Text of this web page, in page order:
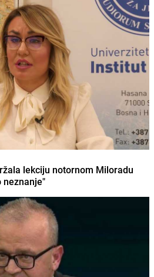
lekciju notornom Miloradu
neznanje"